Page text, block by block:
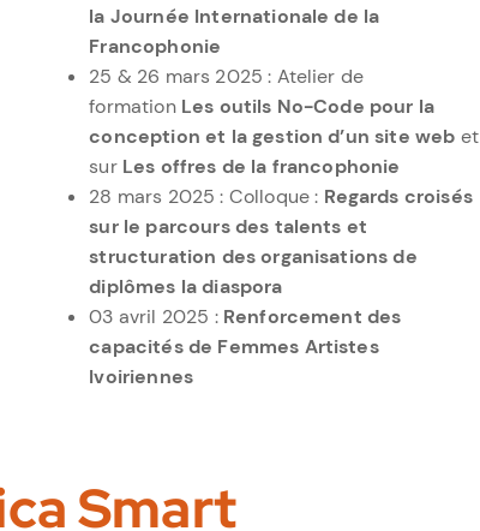
la Journée Internationale de la
Francophonie
25 & 26 mars 2025 : Atelier de
formation Les outils No-Code pour la
conception et la gestion d’un site web et
sur Les offres de la francophonie
28 mars 2025 : Colloque : Regards croisés
sur le parcours des talents et
structuration des organisations de
diplômes la diaspora
03 avril 2025 : Renforcement des
capacités de Femmes Artistes
Ivoiriennes
Smart